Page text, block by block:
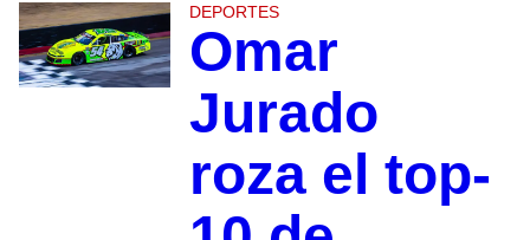
DEPORTES
Omar
Jurado
roza el top-